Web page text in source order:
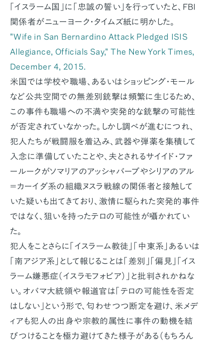
「イスラーム国」に「忠誠の誓い」を行っていたと、FBI
関係者がニューヨーク・タイムズ紙に明かした。
"Wife in San Bernardino Attack Pledged ISIS
Allegiance, Officials Say," The New York Times,
December 4, 2015.
米国では学校や職場、あるいはショッピング・モール
など公共空間での無差別銃撃は頻繁に生じるため、
この事件も職場への不満や突発的な銃撃の可能性
が否定されていなかった。しかし調べが進むにつれ、
犯人たちが戦闘服を着込み、武器や弾薬を集積して
入念に準備していたことや、夫とされるサイイド・ファ
ールークがソマリアのアッシャバーブやシリアのアル
＝カーイダ系の組織ヌスラ戦線の関係者と接触して
いた疑いも出てきており、激情に駆られた突発的事件
ではなく、狙いを持ったテロの可能性が囁かれてい
た。
犯人をことさらに「イスラーム教徒」「中東系」あるいは
「南アジア系」として報じることは「差別」「偏見」「イス
ラーム嫌悪症（イスラモフォビア）」と批判されかねな
い。オバマ大統領や報道官は「テロの可能性を否定
はしない」という形で、匂わせつつ断定を避け、米メデ
ィアも犯人の出身や宗教的属性に事件の動機を結
びつけることを極力避けてきた様子がある（もちろん